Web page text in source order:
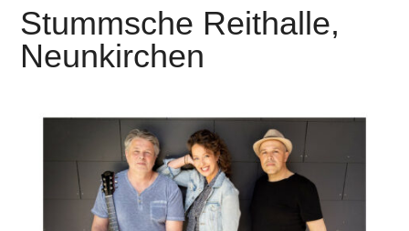
Stummsche Reithalle,
Neunkirchen